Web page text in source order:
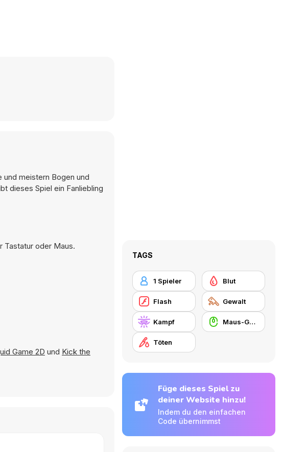
meistern Bogen und
dieses Spiel ein Fanliebling
Tastatur oder Maus.
Game 2D und Kick the
TAGS
1 Spieler Blut
Flash Gewalt
Kampf Maus-Geschicklichkeit
Töten
Füge dieses Spiel zu
deiner Website hinzu!
Indem du den einfachen
Code übernimmst